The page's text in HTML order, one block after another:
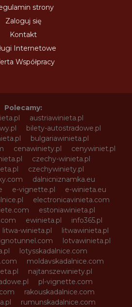
strony
Zaloguj się
Kontakt
Internetowe
Współpracy
Polecamy:
austriawinieta.pl
bilety-autostradowe.pl
bulgariawinieta.pl
cenawiniety.pl
cenywiniet.pl
czechy-winieta.pl
czechywiniety.pl
dalnicniznamka.eu
e-vignette.pl
e-winieta.eu
electronicavinieta.com
estoniawinieta.pl
ewinieta.pl
info365.pl
litwa-winieta.pl
litwawinieta.pl
lotvawinieta.pl
lotysskadalnice.com
moldavskadalnice.com
najtanszewiniety.pl
pl-vignette.com
rakouskadalnice.com
rumunskadalnice.com